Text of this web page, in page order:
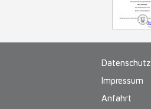
Datenschutz
Impressum
Anfahrt